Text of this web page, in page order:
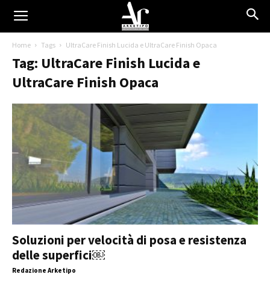
Home Tags UltraCare Finish Lucida e UltraCare Finish Opaca
Tag: UltraCare Finish Lucida e
UltraCare Finish Opaca
Soluzioni per velocità di posa e resistenza
delle superfici￼
Redazione Arketipo